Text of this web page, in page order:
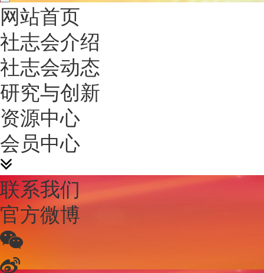
网站首页
社志会介绍
社志会动态
研究与创新
资源中心
会员中心
联系我们
官方微博